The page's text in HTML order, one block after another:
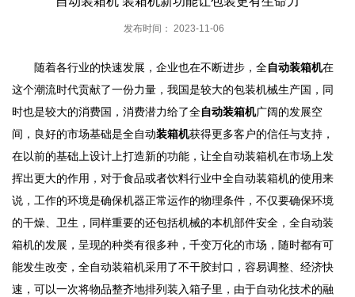
发布时间： 2023-11-06
随着各行业的快速发展，企业也在不断进步，全自动装箱机在
这个潮流时代贡献了一份力量，我国是较大的包装机械生产国，同
时也是较大的消费国，消费潜力给了全自动装箱机广阔的发展空
间，良好的市场基础是全自动装箱机获得更多客户的信任与支持，
在以前的基础上设计上打造新的功能，让全自动装箱机在市场上发
挥出更大的作用，对于食品或者饮料行业中全自动装箱机的使用来
说，工作的环境是确保机器正常运作的物理条件，不仅要确保环境
的干燥、卫生，同样重要的还包括机械的本机部件安全，全自动装
箱机的发展，呈现的种类有很多种，千变万化的市场，随时都有可
能发生改变，全自动装箱机采用了不干胶封口，容易调整、经济快
速，可以一次将物品整齐地排列装入箱子里，由于自动化技术的融